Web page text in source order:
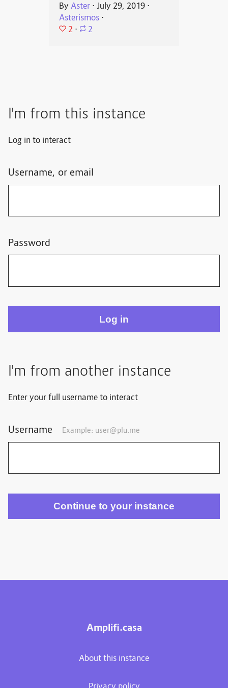
By Aster ⋅ July 29, 2019 ⋅
Asterismos ⋅
2 ⋅ 2
I'm from this instance
Log in to interact
Username, or email
Password
I'm from another instance
Enter your full username to interact
Username Example: user@plu.me
Amplifi.casa
About this instance